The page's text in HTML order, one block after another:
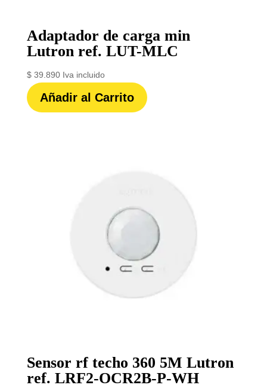
Adaptador de carga min
Lutron ref. LUT-MLC
$39.890 Iva incluido
Añadir al Carrito
Sensor rf techo 360 5M Lutron
ref. LRF2-OCR2B-P-WH